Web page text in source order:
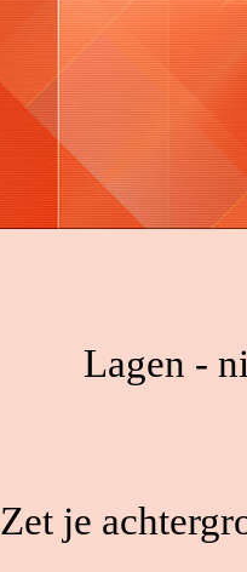
Lagen -
Zet je